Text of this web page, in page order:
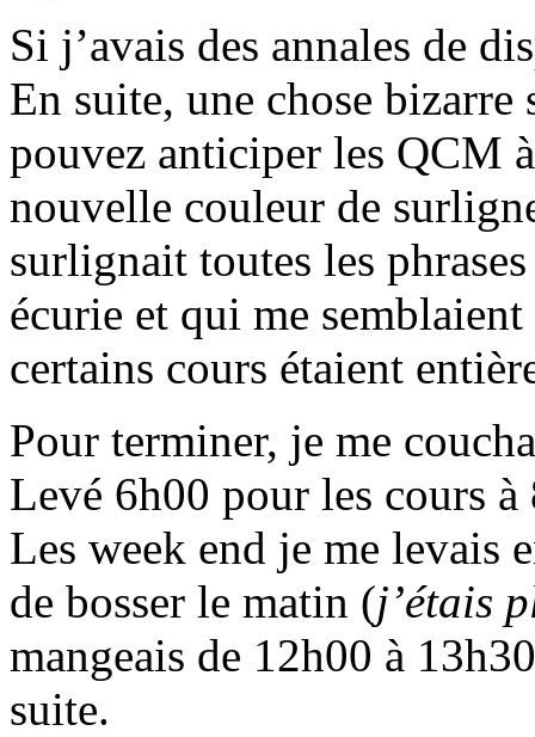
Si j’avais des annales de
En suite, une chose bizarre
pouvez anticiper les QCM
nouvelle couleur de
surlignait toutes les
écurie et qui me
certains cours étaient
Pour terminer, je me
Levé 6h00 pour les cours
Les week end je me levais
de bosser le matin (j’étais
mangeais de 12h00 à
suite.